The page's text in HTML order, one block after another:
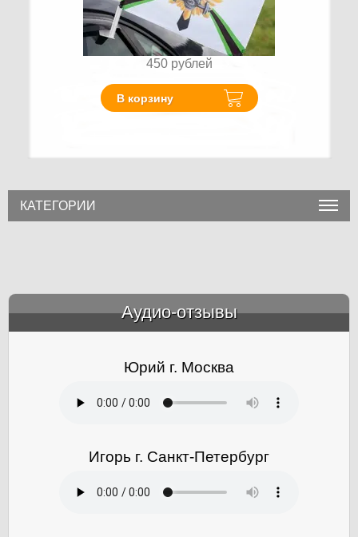
450 рублей
В корзину
КАТЕГОРИИ
Аудио-отзывы
Юрий г. Москва
Игорь г. Санкт-Петербург